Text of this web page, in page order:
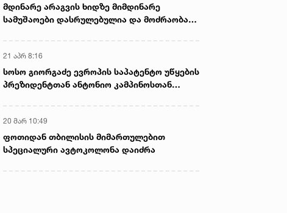
მდინარე არაგვის ხიდზე მიმდინარე
სამუშაოები დასრულებულია და მოძრაობა
21 აპრ 8:16
სოსო გიორგაძე ევროპის საპატენტო უწყების
პრეზიდენტთან ანტონიო კამპინოსთან
20 მარ 10:49
ფოთიდან თბილისის მიმართულებით
სპეციალური ავტოკოლონა დაიძრა